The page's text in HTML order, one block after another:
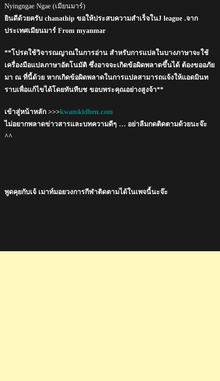
Nyingngae Ngae (เมียนมาร์)
ยินดีด้วยครับ chanathip ขอให้ประสบความสำเร็จในJ league .จาก
ประเทศเมียนมาร์ From myanmar
**โปรดใช้วิจารณญาณในการอ่าน สำหรับการแปลในบางภาษาจะใช้
เครื่องมือแปลภาษาอัตโนมัติ ซึ่งอาจจะเกิดข้อผิดพลาดขึ้นได้ ต้องขออภัย
มา ณ ที่นี้ด้วย หากเกิดข้อผิดพลาดในการแปลสามารถแจ้งให้แอดมินท
ราบเพื่อแก้ไขได้โดยทันทีบช ขอบพระคุณอย่างสูงจ้า**
เข้าสู่หน้าหลัก >>>kwamkidhen.com
ไม่อยากพลาดข่าวสารและบทความดีๆ … อย่าลืมกดติดตามด้วยนะจ๊ะ
^^
พูดคุยกับเจ้ เมาท์มอยวงการกีฬาติดตามได้ในเพจนี้นะจ๊ะ